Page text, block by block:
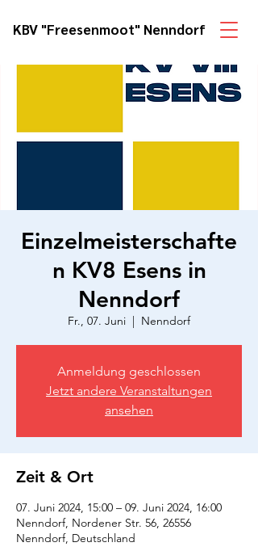
KBV "Freesenmoot" Nenndorf
Einzelmeisterschafte
n KV8 Esens in
Nenndorf
Fr., 07. Juni
  |
Nenndorf
Anmeldung geschlossen
Jetzt andere Veranstaltungen
ansehen
Zeit & Ort
07. Juni 2024, 15:00 – 09. Juni 2024, 16:00
Nenndorf, Nordener Str. 56, 26556
Nenndorf, Deutschland